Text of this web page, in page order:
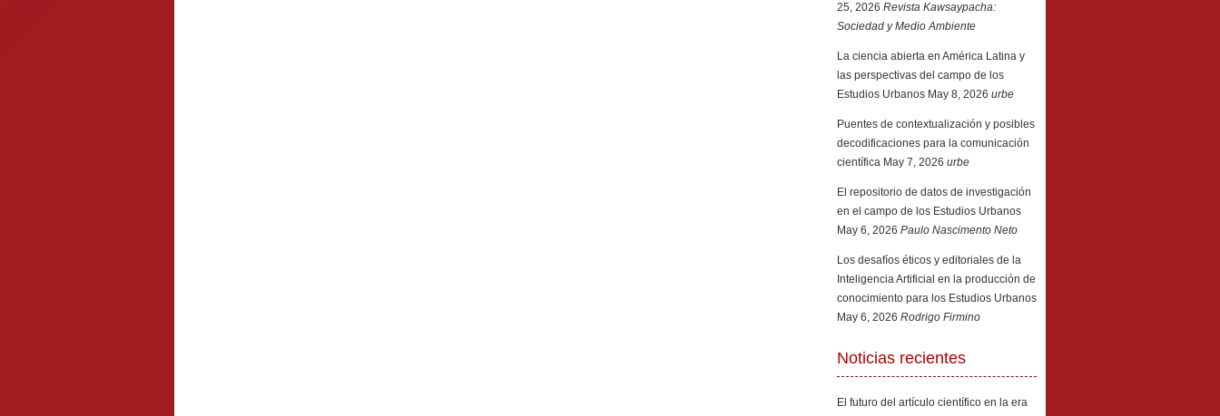
25, 2026 Revista Kawsaypacha:
Sociedad y Medio Ambiente
La ciencia abierta en América Latina y
las perspectivas del campo de los
Estudios Urbanos May 8, 2026 urbe
Puentes de contextualización y posibles
decodificaciones para la comunicación
científica May 7, 2026 urbe
El repositorio de datos de investigación
en el campo de los Estudios Urbanos
May 6, 2026 Paulo Nascimento Neto
Los desafíos éticos y editoriales de la
Inteligencia Artificial en la producción de
conocimiento para los Estudios Urbanos
May 6, 2026 Rodrigo Firmino
Noticias recientes
El futuro del artículo científico en la era